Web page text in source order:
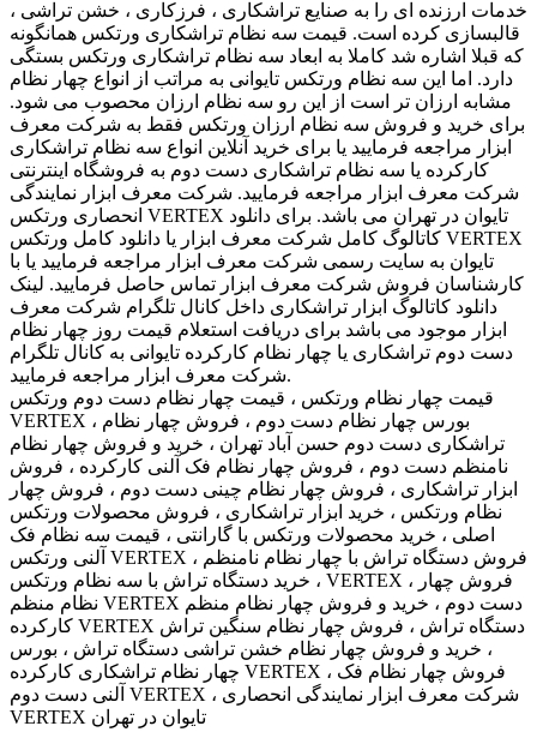
خدمات ارزنده ای را به صنایع تراشکاری ، فرزکاری ، خشن تراشی ،
قالبسازی کرده است. قیمت سه نظام تراشکاری ورتکس همانگونه
که قبلا اشاره شد کاملا به ابعاد سه نظام تراشکاری ورتکس بستگی
دارد. اما این سه نظام ورتکس تایوانی به مراتب از انواع چهار نظام
مشابه ارزان تر است از این رو سه نظام ارزان محصوب می شود.
برای خرید و فروش سه نظام ارزان ورتکس فقط به شرکت معرف
ابزار مراجعه فرمایید یا برای خرید آنلاین انواع سه نظام تراشکاری
کارکرده یا سه نظام تراشکاری دست دوم به فروشگاه اینترنتی
شرکت معرف ابزار مراجعه فرمایید. شرکت معرف ابزار نمایندگی
انحصاری ورتکس VERTEX تایوان در تهران می باشد. برای دانلود
کاتالوگ کامل شرکت معرف ابزار یا دانلود کامل ورتکس VERTEX
تایوان به سایت رسمی شرکت معرف ابزار مراجعه فرمایید یا با
کارشناسان فروش شرکت معرف ابزار تماس حاصل فرمایید. لینک
دانلود کاتالوگ ابزار تراشکاری داخل کانال تلگرام شرکت معرف
ابزار موجود می باشد برای دریافت استعلام قیمت روز چهار نظام
دست دوم تراشکاری یا چهار نظام کارکرده تایوانی به کانال تلگرام
شرکت معرف ابزار مراجعه فرمایید.
قیمت چهار نظام ورتکس ، قیمت چهار نظام دست دوم ورتکس
VERTEX ، بورس چهار نظام دست دوم ، فروش چهار نظام
تراشکاری دست دوم حسن آباد تهران ، خرید و فروش چهار نظام
نامنظم دست دوم ، فروش چهار نظام فک آلنی کارکرده ، فروش
ابزار تراشکاری ، فروش چهار نظام چینی دست دوم ، فروش چهار
نظام ورتکس ، خرید ابزار تراشکاری ، فروش محصولات ورتکس
اصلی ، خرید محصولات ورتکس با گارانتی ، قیمت سه نظام فک
آلنی ورتکس VERTEX ، فروش دستگاه تراش با چهار نظام نامنظم
، خرید دستگاه تراش با سه نظام ورتکس VERTEX ، فروش چهار
نظام منظم VERTEX دست دوم ، خرید و فروش چهار نظام منظم
کارکرده VERTEX دستگاه تراش ، فروش چهار نظام سنگین تراش
، خرید و فروش چهار نظام خشن تراشی دستگاه تراش ، بورس
چهار نظام تراشکاری کارکرده VERTEX ، فروش چهار نظام فک
آلنی دست دوم VERTEX ، شرکت معرف ابزار نمایندگی انحصاری
VERTEX تایوان در تهران